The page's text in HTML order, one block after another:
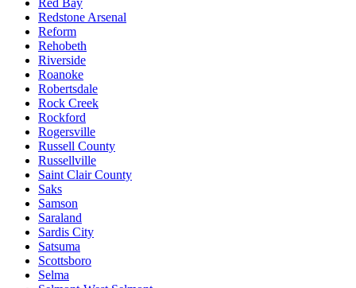
Redstone Arsenal
Reform
Rehobeth
Riverside
Roanoke
Robertsdale
Rock Creek
Rockford
Rogersville
Russell County
Russellville
Saint Clair County
Saks
Samson
Saraland
Sardis City
Satsuma
Scottsboro
Selma